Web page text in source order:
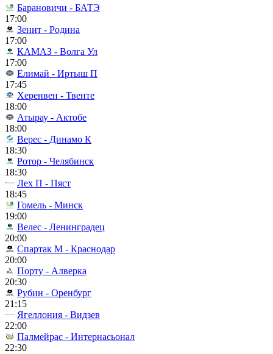
Барановичи - БАТЭ
17:00
Зенит - Родина
17:00
КАМАЗ - Волга Ул
17:00
Елимай - Иртыш П
17:45
Херенвен - Твенте
18:00
Атырау - Актобе
18:00
Верес - Динамо К
18:30
Ротор - Челябинск
18:30
Лех П - Пяст
18:45
Гомель - Минск
19:00
Велес - Ленинградец
20:00
Спартак М - Краснодар
20:00
Порту - Алверка
20:30
Рубин - Оренбург
21:15
Ягеллония - Видзев
22:00
Палмейрас - Интернасьонал
22:30